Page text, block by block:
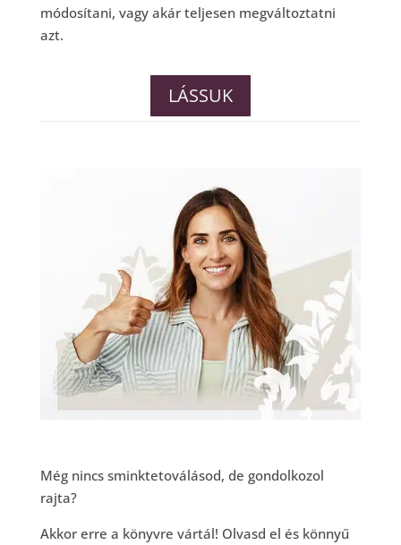
módosítani, vagy akár teljesen megváltoztatni
azt.
LÁSSUK
Még nincs sminktetoválásod, de gondolkozol
rajta?
Akkor erre a könyvre vártál! Olvasd el és könnyű